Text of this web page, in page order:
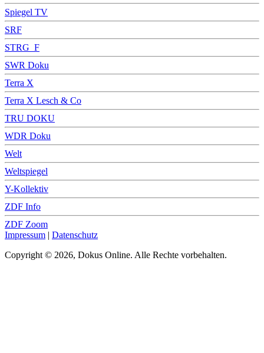
Spiegel TV
SRF
STRG_F
SWR Doku
Terra X
Terra X Lesch & Co
TRU DOKU
WDR Doku
Welt
Weltspiegel
Y-Kollektiv
ZDF Info
ZDF Zoom
Impressum | Datenschutz
Copyright © 2026, Dokus Online. Alle Rechte vorbehalten.